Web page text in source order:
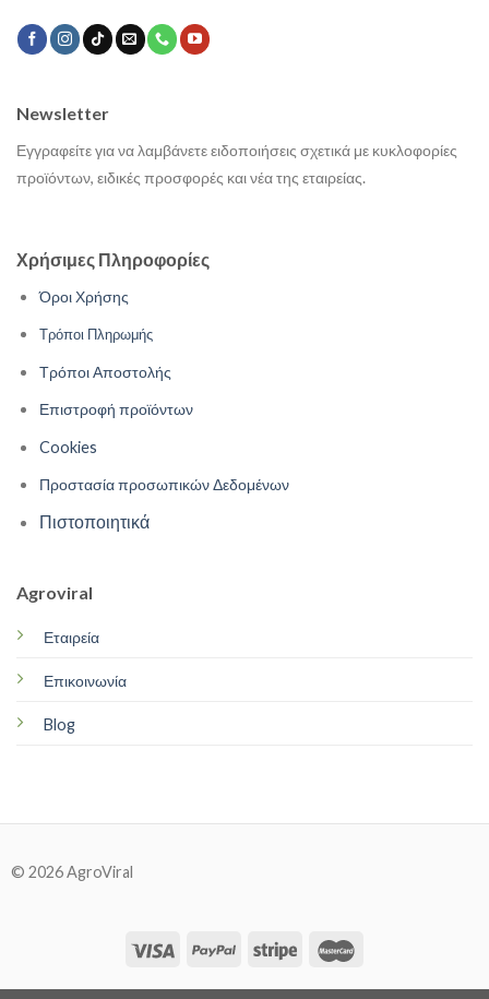
Χρήσιμες Πληροφορίες
Όροι Χρήσης
Τρόποι Πληρωμής
Τρόποι Αποστολής
Επιστροφή προϊόντων
Cookies
Προστασία προσωπικών Δεδομένων
Πιστοποιητικά
Agroviral
Εταιρεία
Επικοινωνία
Blog
Newsletter
Εγγραφείτε για να λαμβάνετε ειδοποιήσεις σχετικά με κυκλοφορίες
προϊόντων, ειδικές προσφορές και νέα της εταιρείας.
© 2026 AgroViral